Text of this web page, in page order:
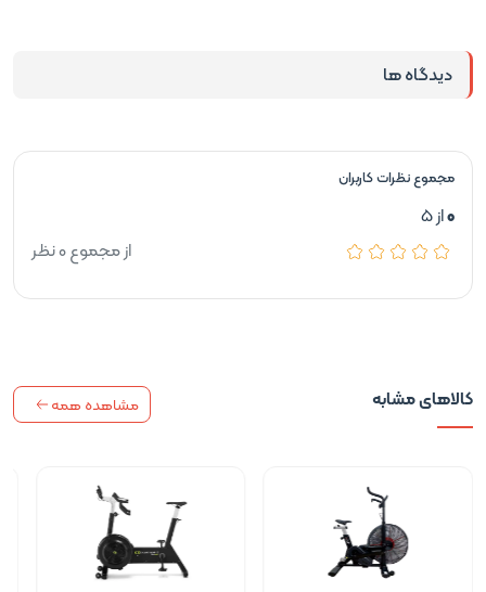
کالاهای مشابه مشاهده همه
دیدگاه ها
مجموع نظرات کاربران
0از 5
از مجموع 0 نظر